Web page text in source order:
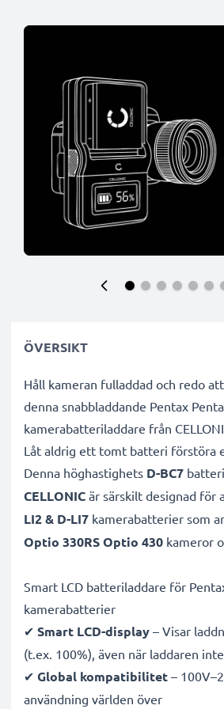
ÖVERSIKT
Håll kameran fulladdad och redo
denna snabbladdande Pentax
kamerabatteriladdare från
Låt aldrig ett tomt batteri förstöra
Denna höghastighets D-BC7
CELLONIC är särskilt designad för
LI2 & D-LI7 kamerabatterier som
Optio 330RS Optio 430 kameror
Smart LCD batteriladdare för
kamerabatterier
✔ Smart LCD-display – Visar
(t.ex. 100%), även när laddaren
✔ Global kompatibilitet –
användning världen över